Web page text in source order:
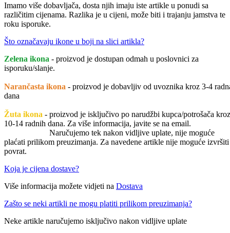
Imamo više dobavljača, dosta njih imaju iste artikle u ponudi sa
različitim cijenama. Razlika je u cijeni, može biti i trajanju jamstva te
roku isporuke.
Što označavaju ikone u boji na slici artikla?
Zelena ikona - proizvod je dostupan odmah u poslovnici za
isporuku/slanje.
Narančasta ikona - proizvod je dobavljiv od uvoznika kroz 3-4
dana
Žuta ikona - proizvod je isključivo po narudžbi kupca/potrošača kroz
10-14 radnih dana. Za više informacija, javite se na email.
Naručujemo tek nakon vidljive uplate, nije moguće
plaćati prilikom preuzimanja. Za navedene artikle nije moguće izvršiti
povrat.
Koja je cijena dostave?
Više informacija možete vidjeti na Dostava
Zašto se neki artikli ne mogu platiti prilikom preuzimanja?
Neke artikle naručujemo isključivo nakon vidljive uplate